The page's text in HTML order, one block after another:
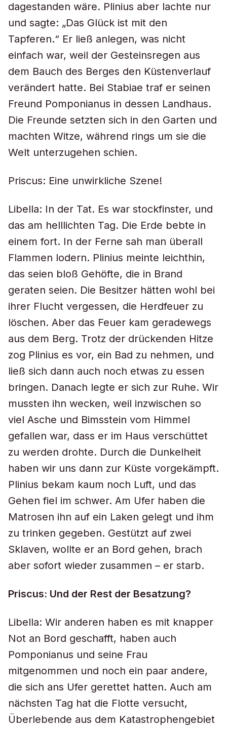
dagestanden wäre. Plinius aber lachte nur
und sagte: „Das Glück ist mit den
Tapferen.“ Er ließ anlegen, was nicht
einfach war, weil der Gesteinsregen aus
dem Bauch des Berges den Küstenverlauf
verändert hatte. Bei Stabiae traf er seinen
Freund Pomponianus in dessen Landhaus.
Die Freunde setzten sich in den Garten und
machten Witze, während rings um sie die
Welt unterzugehen schien.
Priscus: Eine unwirkliche Szene!
Libella: In der Tat. Es war stockfinster, und
das am helllichten Tag. Die Erde bebte in
einem fort. In der Ferne sah man überall
Flammen lodern. Plinius meinte leichthin,
das seien bloß Gehöfte, die in Brand
geraten seien. Die Besitzer hätten wohl bei
ihrer Flucht vergessen, die Herdfeuer zu
löschen. Aber das Feuer kam geradewegs
aus dem Berg. Trotz der drückenden Hitze
zog Plinius es vor, ein Bad zu nehmen, und
ließ sich dann auch noch etwas zu essen
bringen. Danach legte er sich zur Ruhe. Wir
mussten ihn wecken, weil inzwischen so
viel Asche und Bimsstein vom Himmel
gefallen war, dass er im Haus verschüttet
zu werden drohte. Durch die Dunkelheit
haben wir uns dann zur Küste vorgekämpft.
Plinius bekam kaum noch Luft, und das
Gehen fiel im schwer. Am Ufer haben die
Matrosen ihn auf ein Laken gelegt und ihm
zu trinken gegeben. Gestützt auf zwei
Sklaven, wollte er an Bord gehen, brach
aber sofort wieder zusammen – er starb.
Priscus: Und der Rest der Besatzung?
Libella: Wir anderen haben es mit knapper
Not an Bord geschafft, haben auch
Pomponianus und seine Frau
mitgenommen und noch ein paar andere,
die sich ans Ufer gerettet hatten. Auch am
nächsten Tag hat die Flotte versucht,
Überlebende aus dem Katastrophengebiet